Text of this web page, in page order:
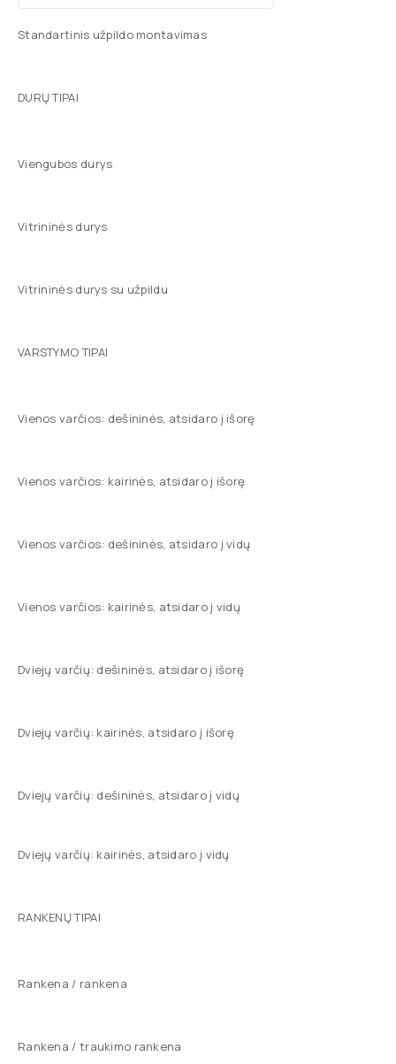
Standartinis užpildo montavimas
DURŲ TIPAI
Viengubos durys
Vitrininės durys
Vitrininės durys su užpildu
VARSTYMO TIPAI
Vienos varčios: dešininės, atsidaro į išorę
Vienos varčios: kairinės, atsidaro į išorę
Vienos varčios: dešininės, atsidaro į vidų
Vienos varčios: kairinės, atsidaro į vidų
Dviejų varčių: dešininės, atsidaro į išorę
Dviejų varčių: kairinės, atsidaro į išorę
Dviejų varčių: dešininės, atsidaro į vidų
Dviejų varčių: kairinės, atsidaro į vidų
RANKENŲ TIPAI
Rankena / rankena
Rankena / traukimo rankena